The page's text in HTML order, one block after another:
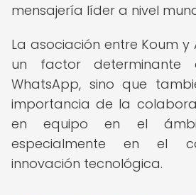
mensajería líder a nivel
La asociación entre Koum
un factor
WhatsApp, sino que
importancia de la
en equipo en el
especialmente en el
innovación tecnológica.